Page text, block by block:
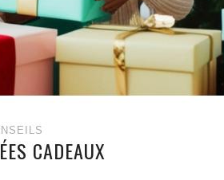
CADEAUX